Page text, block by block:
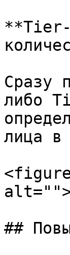
**Tier-
Сразу
либо
лица в
##